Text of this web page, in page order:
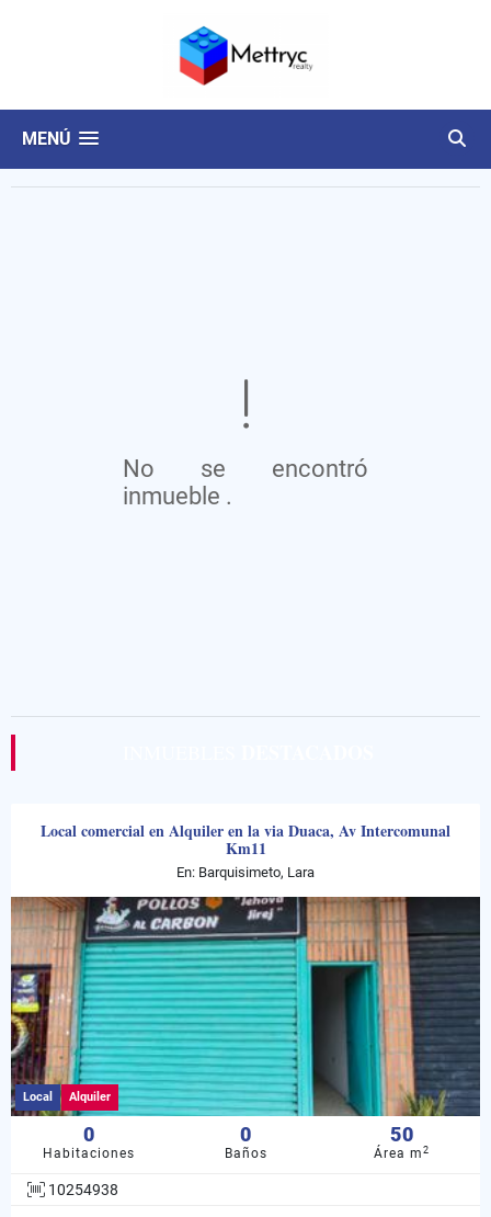
MENÚ
No se encontró
inmueble .
Local comercial en Alquiler en la via Duaca, Av Intercomunal
Km11
En: Barquisimeto, Lara
Local Alquiler
0
Habitaciones
0
Baños
50
Área m2
10254938